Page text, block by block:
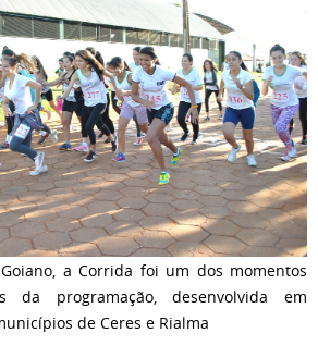
a Corrida foi um dos momentos
da programação, desenvolvida em
de Ceres e Rialma